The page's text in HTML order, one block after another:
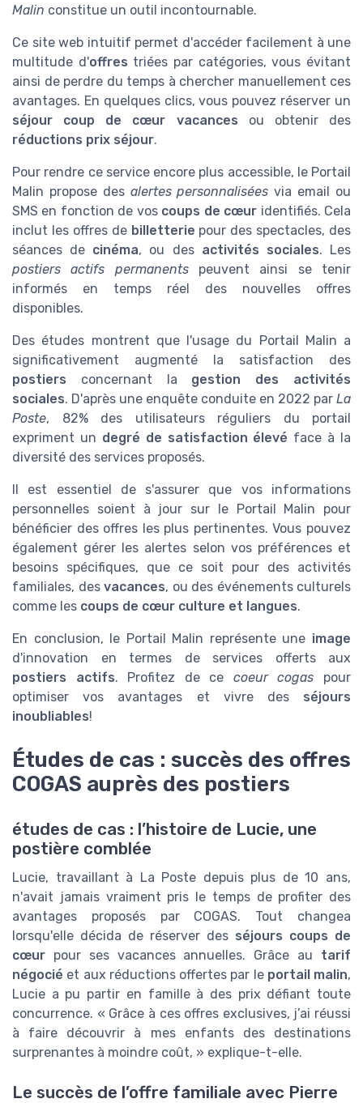
Malin constitue un outil incontournable.
Ce site web intuitif permet d'accéder facilement à une
multitude d'offres triées par catégories, vous évitant
ainsi de perdre du temps à chercher manuellement ces
avantages. En quelques clics, vous pouvez réserver un
séjour coup de cœur vacances ou obtenir des
réductions prix séjour.
Pour rendre ce service encore plus accessible, le Portail
Malin propose des alertes personnalisées via email ou
SMS en fonction de vos coups de cœur identifiés. Cela
inclut les offres de billetterie pour des spectacles, des
séances de cinéma, ou des activités sociales. Les
postiers actifs permanentspeuvent ainsi se tenir
informés en temps réel des nouvelles offres
disponibles.
Des études montrent que l'usage du Portail Malin a
significativement augmenté la satisfaction des
postiers concernant la gestion des activités
sociales. D'après une enquête conduite en 2022 par La
Poste, 82% des utilisateurs réguliers du portail
expriment un degré de satisfaction élevé face à la
diversité des services proposés.
Il est essentiel de s'assurer que vos informations
personnelles soient à jour sur le Portail Malin pour
bénéficier des offres les plus pertinentes. Vous pouvez
également gérer les alertes selon vos préférences et
besoins spécifiques, que ce soit pour des activités
familiales, des vacances, ou des événements culturels
comme les coups de cœur culture et langues.
En conclusion, le Portail Malin représente une image
d'innovation en termes de services offerts aux
postiers actifs. Profitez de ce coeur cogas pour
optimiser vos avantages et vivre des séjours
inoubliables!
Études de cas : succès des offres
COGAS auprès des postiers
études de cas : l’histoire de Lucie, une
postière comblée
Lucie, travaillant à La Poste depuis plus de 10 ans,
n'avait jamais vraiment pris le temps de profiter des
avantages proposés par COGAS. Tout changea
lorsqu'elle décida de réserver des séjours coups de
cœur pour ses vacances annuelles. Grâce au tarif
négocié et aux réductions offertes par le portail malin,
Lucie a pu partir en famille à des prix défiant toute
concurrence. « Grâce à ces offres exclusives, j’ai réussi
à faire découvrir à mes enfants des destinations
surprenantes à moindre coût, » explique-t-elle.
Le succès de l’offre familiale avec Pierre